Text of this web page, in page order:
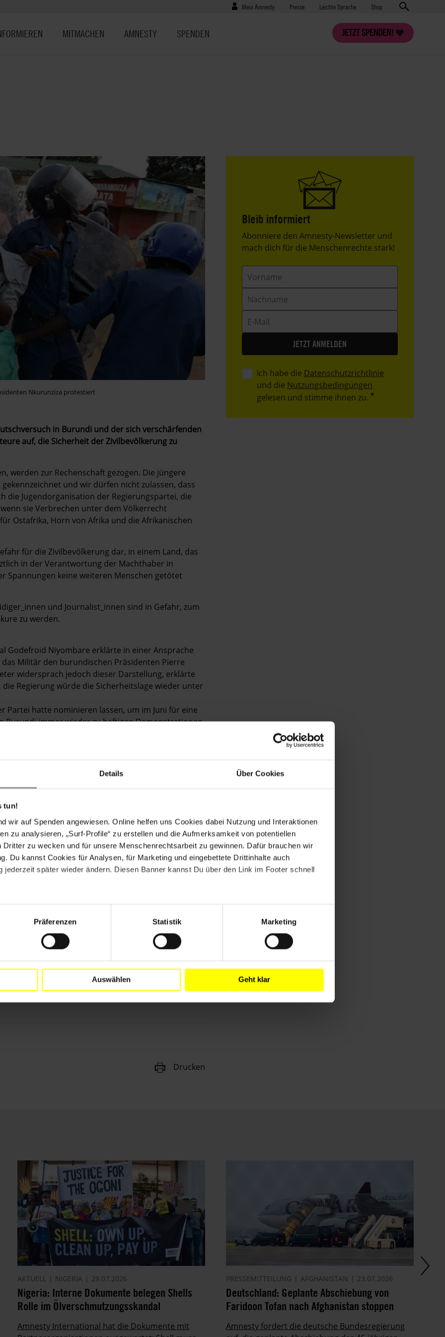
Details Über Cookies
tun!
wir auf Spenden angewiesen. Online helfen uns Cookies dabei Nutzung und Interaktionen
zu analysieren, „Surf-Profile“ zu erstellen und die Aufmerksamkeit von potentiellen
Dritter zu wecken und für unsere Menschenrechtsarbeit zu gewinnen. Dafür brauchen wir
Du kannst Cookies für Analysen, für Marketing und eingebettete Drittinhalte auch
jederzeit später wieder ändern. Diesen Banner kannst Du über den Link im Footer schnell
Präferenzen Statistik Marketing
Auswählen Geht klar
Benutzermenü
Mein Amnesty Presse
Presse Leichte Sprache Shop
JETZT SPENDEN!
MITMACHEN AMNESTY SPENDEN
Nkurunziza protestiert
in Burundi und der sich verschärfenden
auf, die Sicherheit der Zivilbevölkerung zu
werden zur Rechenschaft gezogen. Die jüngere
und wir dürfen nicht zulassen, dass
die Jugendorganisation der Regierungspartei, die
sie Verbrechen unter dem Völkerrecht
Ostafrika, Horn von Afrika und die Afrikanischen
für die Zivilbevölkerung dar, in einem Land, das
in der Verantwortung der Machthaber in
Spannungen keine weiteren Menschen getötet
und Journalist_innen sind in Gefahr, zum
zu werden.
Godefroid Niyombare erklärte in einer Ansprache
Militär den burundischen Präsidenten Pierre
widersprach jedoch dieser Darstellung, erklärte
Regierung würde die Sicherheitslage wieder unter
Partei hatte nominieren lassen, um im Juni für eine
Burundi immer wieder zu heftigen Demonstrationen
die Verfassung Burundis und den
Nkurunziza für eine dritte Amtszeit kandidieren
bis zu 20 Personen getötet worden sein.
dass vier Menschen während der Proteste
Unruhen nach Ruanda, Tansania und in die
gaben an, dass sie Verstöße seitens der
Drucken
Bleib informiert
Header
Text
Abonniere den Amnesty-Newsletter und
mach dich für die Menschenrechte stark!
Mail
Ich habe die Datenschutzrichtlinie
und die Nutzungsbedingungen
gelesen und stimme ihnen zu.
AKTUELL NIGERIA 29.07.2026
Nigeria: Interne Dokumente belegen Shells
Rolle im Ölverschmutzungsskandal
Amnesty International hat die Dokumente mit
PRESSEMITTEILUNG AFGHANISTAN 23.07.2026
Deutschland: Geplante Abschiebung von
Faridoon Tofan nach Afghanistan stoppen
Amnesty fordert die deutsche Bundesregierung